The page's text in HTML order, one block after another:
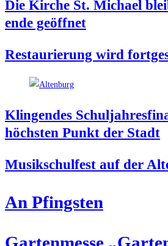
Die Kir­che St. Micha­el
en­de geöffnet
Restau­rie­rung wird
Klin­gen­des
höchs­ten Punkt der Stadt
Musik­schul­fest auf der
An Pfings­ten